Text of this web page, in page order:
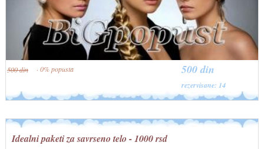
500 din
rezervisane: 14
500 din · 0% popusta
Idealni paketi za savrseno telo - 1000 rsd